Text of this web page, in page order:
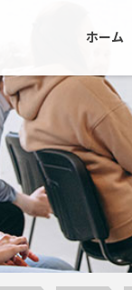
ホーム